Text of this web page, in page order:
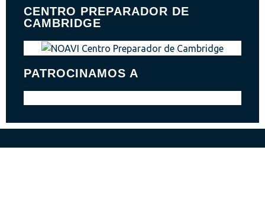
CENTRO PREPARADOR DE
CAMBRIDGE
PATROCINAMOS A